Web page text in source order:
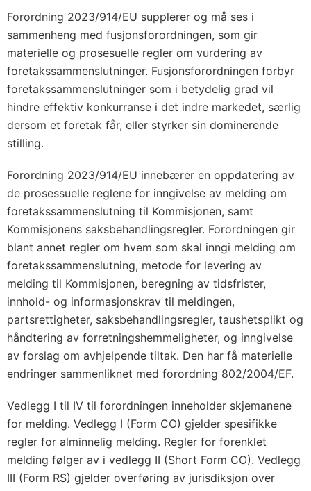
Forordning 2023/914/EU supplerer og må ses i
sammenheng med fusjonsforordningen, som gir
materielle og prosesuelle regler om vurdering av
foretakssammenslutninger. Fusjonsforordningen forbyr
foretakssammenslutninger som i betydelig grad vil
hindre effektiv konkurranse i det indre markedet, særlig
dersom et foretak får, eller styrker sin dominerende
stilling.
Forordning 2023/914/EU innebærer en oppdatering av
de prosessuelle reglene for inngivelse av melding om
foretakssammenslutning til Kommisjonen, samt
Kommisjonens saksbehandlingsregler. Forordningen gir
blant annet regler om hvem som skal inngi melding om
foretakssammenslutning, metode for levering av
melding til Kommisjonen, beregning av tidsfrister,
innhold- og informasjonskrav til meldingen,
partsrettigheter, saksbehandlingsregler, taushetsplikt og
håndtering av forretningshemmeligheter, og inngivelse
av forslag om avhjelpende tiltak. Den har få materielle
endringer sammenliknet med forordning 802/2004/EF.
Vedlegg I til IV til forordningen inneholder skjemanene
for melding. Vedlegg I (Form CO) gjelder spesifikke
regler for alminnelig melding. Regler for forenklet
melding følger av i vedlegg II (Short Form CO). Vedlegg
III (Form RS) gjelder overføring av jurisdiksjon over